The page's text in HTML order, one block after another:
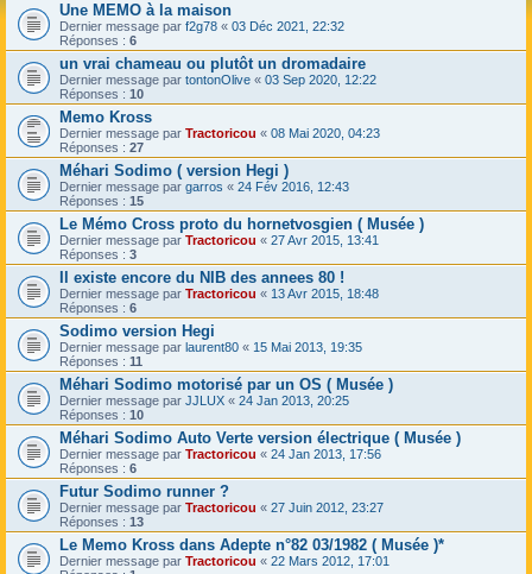
Une MEMO à la maison
Dernier message par f2g78 « 03 Déc 2021, 22:32
Réponses : 6
un vrai chameau ou plutôt un dromadaire
Dernier message par tontonOlive « 03 Sep 2020, 12:22
Réponses : 10
Memo Kross
Dernier message par Tractoricou « 08 Mai 2020, 04:23
Réponses : 27
Méhari Sodimo ( version Hegi )
Dernier message par garros « 24 Fév 2016, 12:43
Réponses : 15
Le Mémo Cross proto du hornetvosgien ( Musée )
Dernier message par Tractoricou « 27 Avr 2015, 13:41
Réponses : 3
Il existe encore du NIB des annees 80 !
Dernier message par Tractoricou « 13 Avr 2015, 18:48
Réponses : 6
Sodimo version Hegi
Dernier message par laurent80 « 15 Mai 2013, 19:35
Réponses : 11
Méhari Sodimo motorisé par un OS ( Musée )
Dernier message par JJLUX « 24 Jan 2013, 20:25
Réponses : 10
Méhari Sodimo Auto Verte version électrique ( Musée )
Dernier message par Tractoricou « 24 Jan 2013, 17:56
Réponses : 6
Futur Sodimo runner ?
Dernier message par Tractoricou « 27 Juin 2012, 23:27
Réponses : 13
Le Memo Kross dans Adepte n°82 03/1982 ( Musée )*
Dernier message par Tractoricou « 22 Mars 2012, 17:01